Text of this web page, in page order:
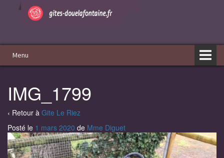
Menu
IMG_1799
‹ Retour à Gite Le Riez
Posté le 1 mars 2020 de Mme Diguet